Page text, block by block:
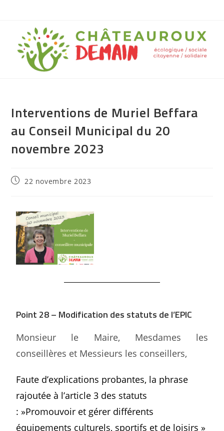
Interventions de Muriel Beffara
au Conseil Municipal du 20
novembre 2023
22 novembre 2023
Point 28 – Modification des statuts de l’EPIC
Monsieur le Maire, Mesdames les
conseillères et Messieurs les conseillers,
Faute d’explications probantes, la phrase
rajoutée à l’article 3 des statuts
: »Promouvoir et gérer différents
équipements culturels, sportifs et de loisirs »